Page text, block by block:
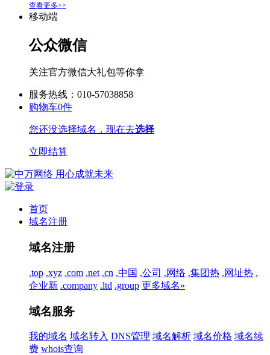
查看更多>>
移动端
公众微信
关注官方微信大礼包等你拿
服务热线：010-57038858
购物车0件
您还没选择域名，现在去选择
立即结算
首页
域名注册
域名注册
.top .xyz .com .net .cn .中国 .公司 .网络 .集团热 .网址热 .
企业新 .company .ltd .group 更多域名»
域名服务
我的域名 域名转入 DNS管理 域名解析 域名价格 域名续
费 whois查询